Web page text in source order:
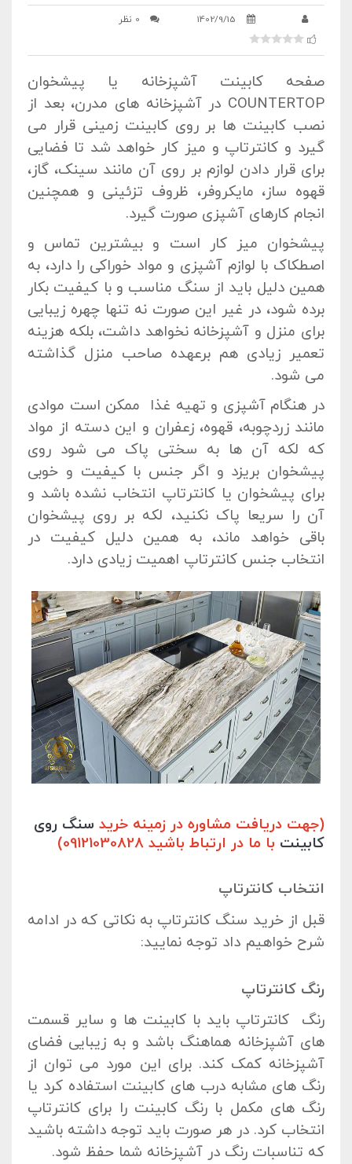
1402/9/15 0 نظر
صفحه کابینت آشپزخانه یا پیشخوان
COUNTERTOP در آشپزخانه های مدرن، بعد از
نصب کابینت ها بر روی کابینت زمینی قرار می
گیرد و کانترتاپ و میز کار خواهد شد تا فضایی
برای قرار دادن لوازم بر روی آن مانند سینک، گاز،
قهوه ساز، مایکروفر، ظروف تزئینی و همچنین
انجام کارهای آشپزی صورت گیرد.
پیشخوان میز کار است و بیشترین تماس و
اصطکاک با لوازم آشپزی و مواد خوراکی را دارد، به
همین دلیل باید از سنگ مناسب و با کیفیت بکار
برده شود، در غیر این صورت نه تنها چهره زیبایی
برای منزل و آشپزخانه نخواهد داشت، بلکه هزینه
تعمیر زیادی هم برعهده صاحب منزل گذاشته
می شود.
در هنگام آشپزی و تهیه غذا ممکن است موادی
مانند زردچوبه، قهوه، زعفران و این دسته از مواد
که لکه آن ها به سختی پاک می شود روی
پیشخوان بریزد و اگر جنس با کیفیت و خوبی
برای پیشخوان یا کانترتاپ انتخاب نشده باشد و
آن را سریعا پاک نکنید، لکه بر روی پیشخوان
باقی خواهد ماند، به همین دلیل کیفیت در
انتخاب جنس کانترتاپ اهمیت زیادی دارد.
(جهت دریافت مشاوره در زمینه خرید سنگ روی
کابینت با ما در ارتباط باشید 09121030828)
انتخاب کانترتاپ
قبل از خرید سنگ کانترتاپ به نکاتی که در ادامه
شرح خواهیم داد توجه نمایید:
رنگ کانترتاپ
رنگ کانترتاپ باید با کابینت ها و سایر قسمت
های آشپزخانه هماهنگ باشد و به زیبایی فضای
آشپزخانه کمک کند. برای این مورد می توان از
رنگ های مشابه درب های کابینت استفاده کرد یا
رنگ های مکمل با رنگ کابینت را برای کانترتاپ
انتخاب کرد. در هر صورت باید توجه داشته باشید
که تناسبات رنگ در آشپزخانه شما حفظ شود.